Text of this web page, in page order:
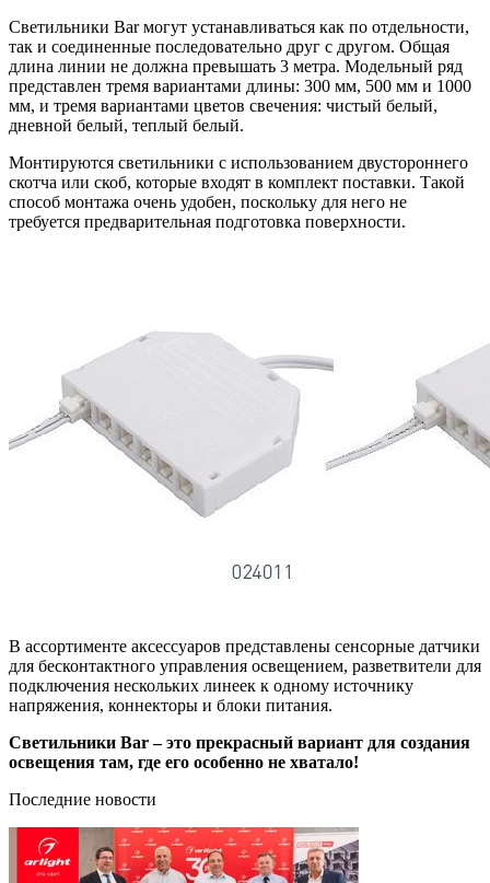
Светильники Bar могут устанавливаться как по отдельности,
так и соединенные последовательно друг с другом. Общая
длина линии не должна превышать 3 метра. Модельный ряд
представлен тремя вариантами длины: 300 мм, 500 мм и 1000
мм, и тремя вариантами цветов свечения: чистый белый,
дневной белый, теплый белый.
Монтируются светильники с использованием двустороннего
скотча или скоб, которые входят в комплект поставки. Такой
способ монтажа очень удобен, поскольку для него не
требуется предварительная подготовка поверхности.
В ассортименте аксессуаров представлены сенсорные датчики
для бесконтактного управления освещением, разветвители для
подключения нескольких линеек к одному источнику
напряжения, коннекторы и блоки питания.
Светильники Bar – это прекрасный вариант для создания
освещения там, где его особенно не хватало!
Последние новости